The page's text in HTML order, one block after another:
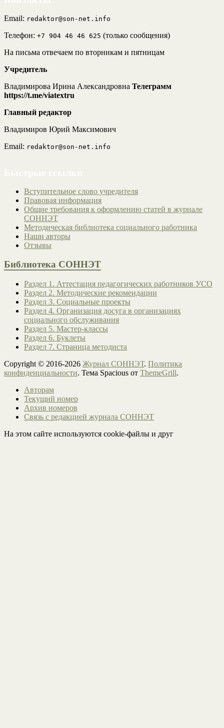
Email: redaktor@son-net.info
Телефон: +7 904 46 46 625 (только сообщения)
На письма отвечаем по вторникам и пятницам
Учредитель
Владимирова Ирина Александровна Телеграмм
https://t.me/viatextru
Главный редактор
Владимиров Юрий Максимович
Email: redaktor@son-net.info
Вступительное слово учредителя
Правовая информация
Общие требования к оформлению статей в журнале
СОННЭТ
Методическая библиотека социального работника
Наши авторы
Отзывы
Библиотека СОННЭТ
Раздел 1. Аттестация педагогических работников УСО
Раздел 2. Методические рекомендации
Раздел 3. Социальные проекты
Раздел 4. Организация досуга в организациях
социального обслуживания
Раздел 5. Мастер-классы
Раздел 6. Буклеты
Раздел 7. Страница методиста
Copyright © 2016-2026 Журнал СОННЭТ. Политика
конфиденциальности. Тема Spacious от ThemeGrill.
Авторам
Текущий номер
Архив номеров
Связь с редакцией журнала СОННЭТ
На этом сайте используются cookie-файлы и друг